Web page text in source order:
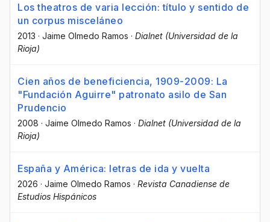
Los theatros de varia lección: título y sentido de
un corpus misceláneo
2013 · Jaime Olmedo Ramos · Dialnet (Universidad de la
Rioja)
Cien años de beneficiencia, 1909-2009: La
"Fundación Aguirre" patronato asilo de San
Prudencio
2008 · Jaime Olmedo Ramos · Dialnet (Universidad de la
Rioja)
España y América: letras de ida y vuelta
2026 · Jaime Olmedo Ramos · Revista Canadiense de
Estudios Hispánicos